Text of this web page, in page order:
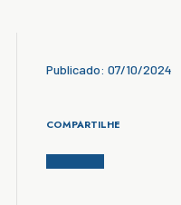
Publicado: 07/10/2024
COMPARTILHE